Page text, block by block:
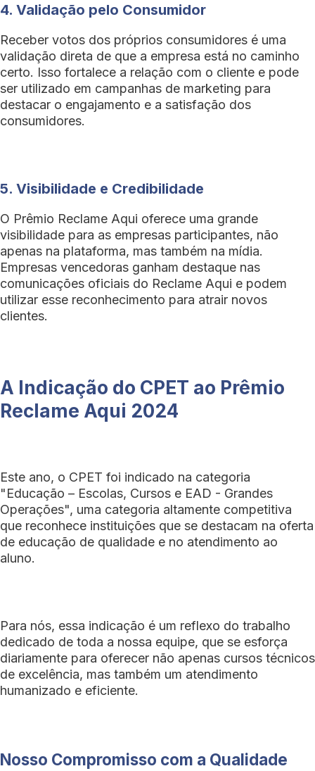
4. Validação pelo Consumidor
Receber votos dos próprios consumidores é uma
validação direta de que a empresa está no caminho
certo. Isso fortalece a relação com o cliente e pode
ser utilizado em campanhas de marketing para
destacar o engajamento e a satisfação dos
consumidores.
5. Visibilidade e Credibilidade
O Prêmio Reclame Aqui oferece uma grande
visibilidade para as empresas participantes, não
apenas na plataforma, mas também na mídia.
Empresas vencedoras ganham destaque nas
comunicações oficiais do Reclame Aqui e podem
utilizar esse reconhecimento para atrair novos
clientes.
A Indicação do CPET ao Prêmio
Reclame Aqui 2024
Este ano, o CPET foi indicado na categoria
"Educação – Escolas, Cursos e EAD - Grandes
Operações", uma categoria altamente competitiva
que reconhece instituições que se destacam na oferta
de educação de qualidade e no atendimento ao
aluno.
Para nós, essa indicação é um reflexo do trabalho
dedicado de toda a nossa equipe, que se esforça
diariamente para oferecer não apenas cursos técnicos
de excelência, mas também um atendimento
humanizado e eficiente.
Nosso Compromisso com a Qualidade